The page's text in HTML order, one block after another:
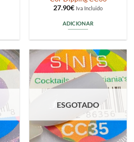
27.90€ Iva Incluido
ADICIONAR
ESGOTADO